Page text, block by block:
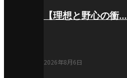
【理想と野心の衝…
2026年8月6日